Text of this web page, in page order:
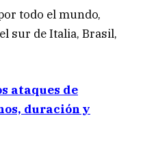
todo el mundo,
sur de Italia, Brasil,
ataques de
duración y